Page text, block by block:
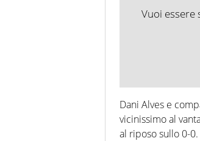
Vuoi
Dani Alves e
vicinissimo al
al riposo sullo 0-0.